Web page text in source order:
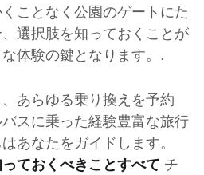
ことなく公園のゲートにた
選択肢を知っておくことが
体験の鍵となります。.
あらゆる乗り換えを予約
スに乗った経験豊富な旅行
あなたをガイドします。
ておくべきことすべて チ